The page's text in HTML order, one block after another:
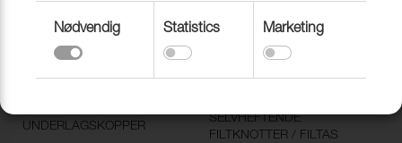
UNDERLAGSKOPPER
SELVHEFTENDE
FILTKNOTTER / FILTAS
Nødvendig Statistics Marketing